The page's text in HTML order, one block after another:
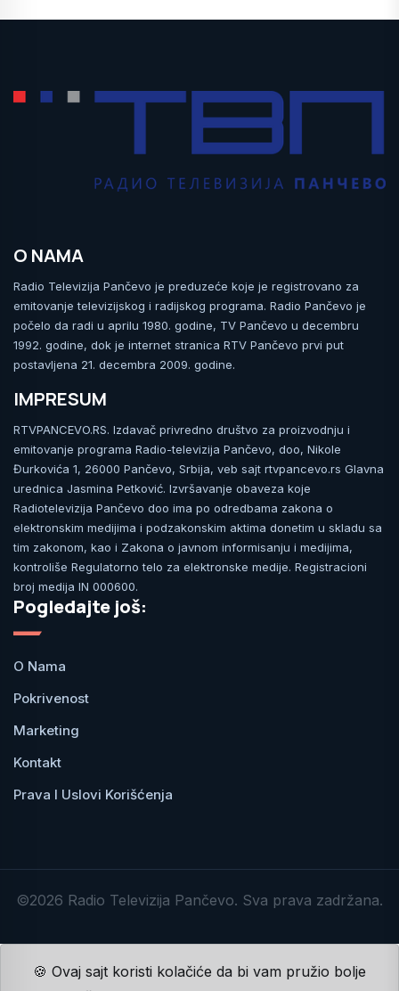
O NAMA
Radio Televizija Pančevo je preduzeće koje je registrovano za
emitovanje televizijskog i radijskog programa. Radio Pančevo je
počelo da radi u aprilu 1980. godine, TV Pančevo u decembru
1992. godine, dok je internet stranica RTV Pančevo prvi put
postavljena 21. decembra 2009. godine.
IMPRESUM
RTVPANCEVO.RS. Izdavač privredno društvo za proizvodnju i
emitovanje programa Radio-televizija Pančevo, doo, Nikole
Đurkovića 1, 26000 Pančevo, Srbija, veb sajt rtvpancevo.rs Glavna
urednica Jasmina Petković. Izvršavanje obaveza koje
Radiotelevizija Pančevo doo ima po odredbama zakona o
elektronskim medijima i podzakonskim aktima donetim u skladu sa
tim zakonom, kao i Zakona o javnom informisanju i medijima,
kontroliše Regulatorno telo za elektronske medije. Registracioni
broj medija IN 000600.
Pogledajte još:
O Nama
Pokrivenost
Marketing
Kontakt
Prava I Uslovi Korišćenja
©2026 Radio Televizija Pančevo. Sva prava zadržana.
🍪 Ovaj sajt koristi kolačiće da bi vam pružio bolje